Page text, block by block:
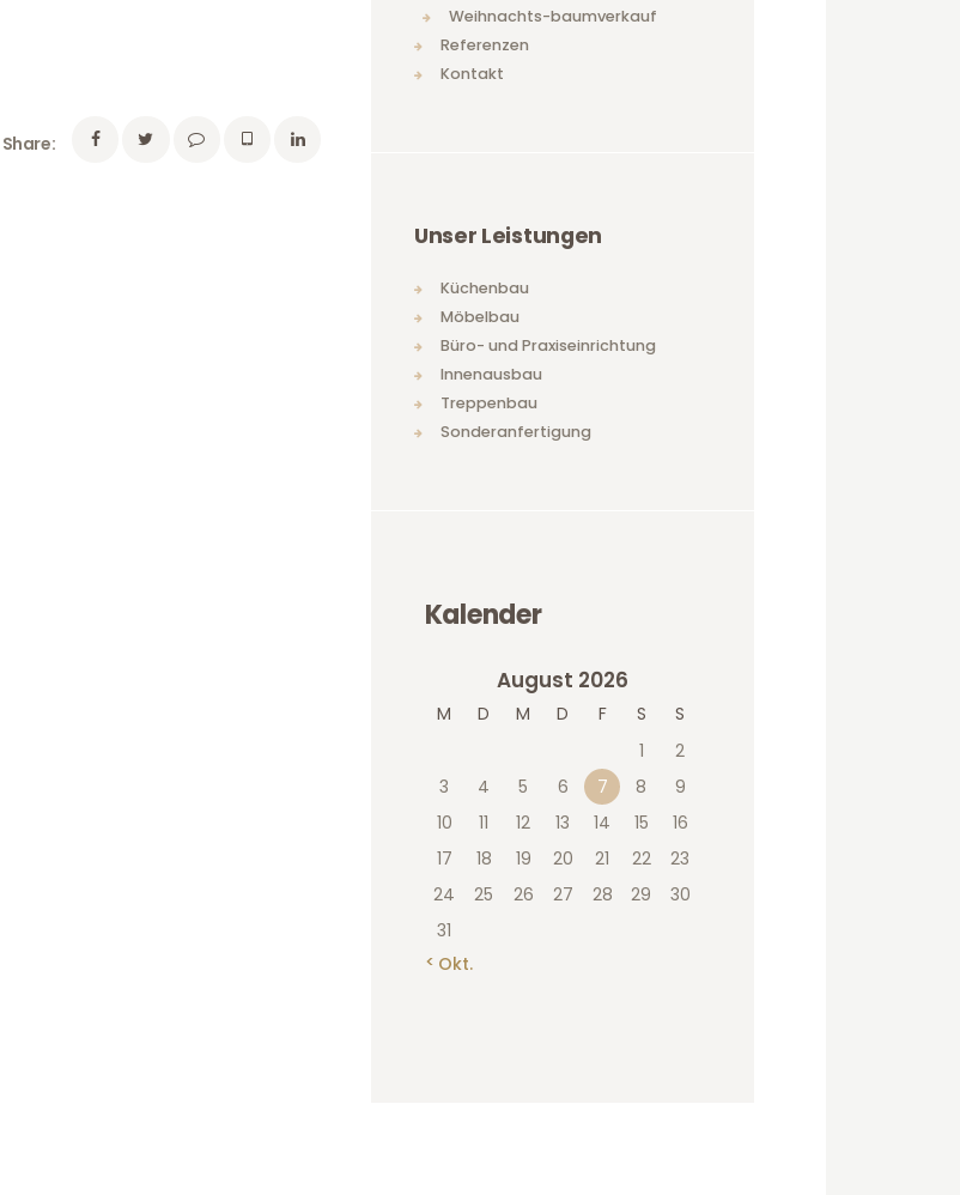
Share:
Weihnachts-baumverkauf
Referenzen
Kontakt
Unser Leistungen
Küchenbau
Möbelbau
Büro- und Praxiseinrichtung
Innenausbau
Treppenbau
Sonderanfertigung
Kalender
August 2026
M D M D F S
S
1
2
3
4 5 6 7 8
9
10
11 12 13 14 15
16
17
18 19 20 21 22
23
24
25 26 27 28 29
30
31
« Okt.